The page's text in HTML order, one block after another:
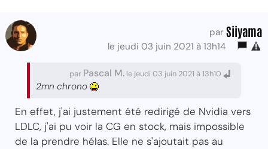
par Siiyama
le jeudi 03 juin 2021 à 13h14
par Pascal M. le jeudi 03 juin 2021 à 13h10
2mn chrono
En effet, j'ai justement été redirigé de Nvidia vers
LDLC, j'ai pu voir la CG en stock, mais impossible
de la prendre hélas. Elle ne s'ajoutait pas au